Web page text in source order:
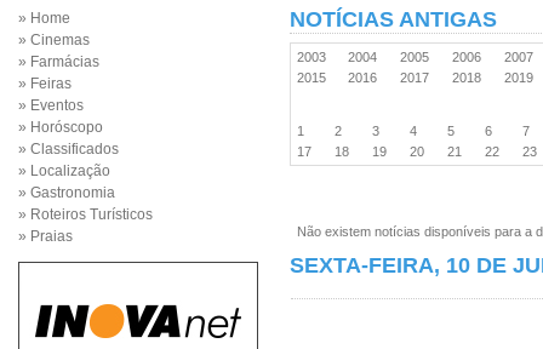
» Home
» Cinemas
» Farmácias
» Feiras
» Eventos
» Horóscopo
» Classificados
» Localização
» Gastronomia
» Roteiros Turísticos
» Praias
NOTÍCIAS ANTIGAS
2003 2004 2005 2006
2007
2015
2016 2017 2018 2019
1 2 3 4 5 6
7
17
18 19 20 21 22 23
Não existem notícias disponíveis para a
SEXTA-FEIRA, 10 DE